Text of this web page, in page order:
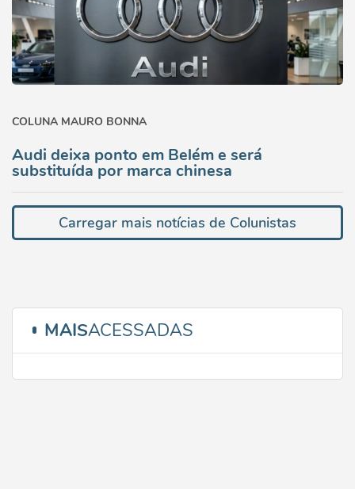
COLUNA MAURO BONNA
Audi deixa ponto em Belém e será
substituída por marca chinesa
Carregar mais notícias de Colunistas
MAISACESSADAS